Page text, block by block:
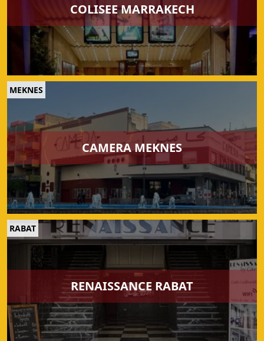
COLISEE MARRAKECH
MEKNES
CAMERA MEKNES
RABAT
RENAISSANCE RABAT